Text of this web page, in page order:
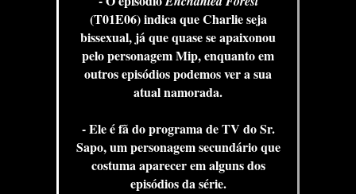
(T01E06) indica que Charlie seja
bissexual, já que quase se apaixonou
pelo personagem Mip, enquanto em
outros episódios podemos ver a sua
atual namorada.
- Ele é fã do programa de TV do Sr.
Sapo, um personagem secundário que
costuma aparecer em alguns dos
episódios da série.